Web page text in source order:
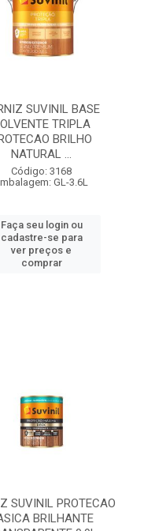
SUVINIL BASE
TRIPLA
BRILHO
NATURAL ...
Código: 3168
GL-3.6L
Faça seu login ou
cadastre-se para
ver preços e
comprar
SUVINIL PROTECAO
BRILHANTE